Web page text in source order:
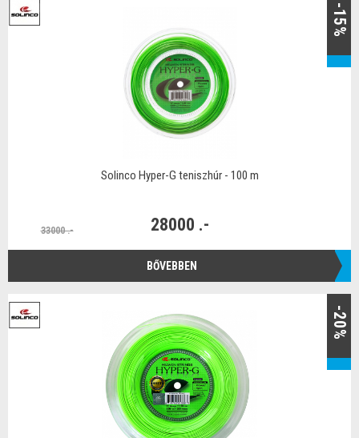
-15%
Solinco Hyper-G teniszhúr - 100 m
33000 .- 28000 .-
BŐVEBBEN
-20%